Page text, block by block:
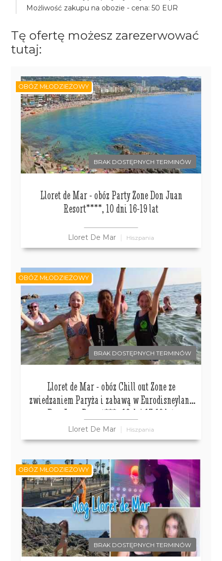
Możliwość zakupu na obozie - cena: 50 EUR
Tę ofertę możesz zarezerwować
tutaj:
BRAK DOSTĘPNYCH TERMINÓW
Lloret de Mar - obóz Party Zone Don Juan
Resort****, 10 dni 16-19 lat
Lloret De Mar Hiszpania
OBÓZ MŁODZIEŻOWY
BRAK DOSTĘPNYCH TERMINÓW
Lloret de Mar - obóz Chill out Zone ze
zwiedzaniem Paryża i zabawą w Eurodisneyland
Don Juan Resort*** , 12 dni 13-19 lat
Lloret De Mar Hiszpania
OBÓZ MŁODZIEŻOWY
BRAK DOSTĘPNYCH TERMINÓW
OBÓZ MŁODZIEŻOWY